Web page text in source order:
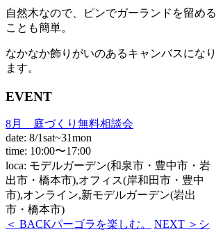
自然木なので、ピンでガーランドを留める
ことも簡単。
なかなか飾りがいのあるキャンバスになり
ます。
EVENT
8月 庭づくり無料相談会
date: 8/1sat~31mon
time: 10:00〜17:00
loca: モデルガーデン(和泉市・豊中市・岩
出市・橋本市),オフィス(岸和田市・豊中
市),オンライン,新モデルガーデン(岩出
市・橋本市)
＜ BACKパーゴラを楽しむ。 NEXT ＞ シ